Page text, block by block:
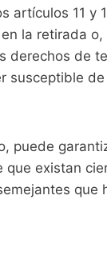
artículos 11 y
la retirada
de
puede
existan